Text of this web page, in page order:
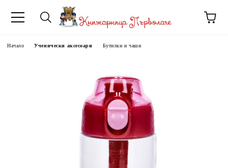
Начало Ученически аксесоари Бутилки и чаши